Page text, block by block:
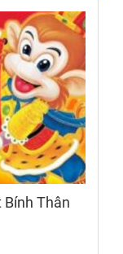
Thân